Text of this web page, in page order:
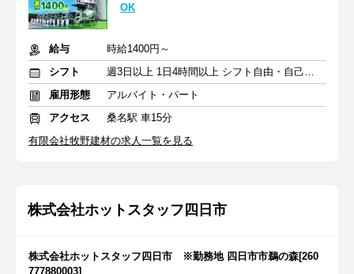
OK
給与
時給1400円～
シフト
週3日以上 1日4時間以上 シフト自由・自己申告
雇用形態
アルバイト・パート
アクセス
桑名駅 車15分
有限会社牧野建材の求人一覧を見る
株式会社ホットスタッフ四日市
株式会社ホットスタッフ四日市 ※勤務地 四日市市鵜の森[260
777880003]